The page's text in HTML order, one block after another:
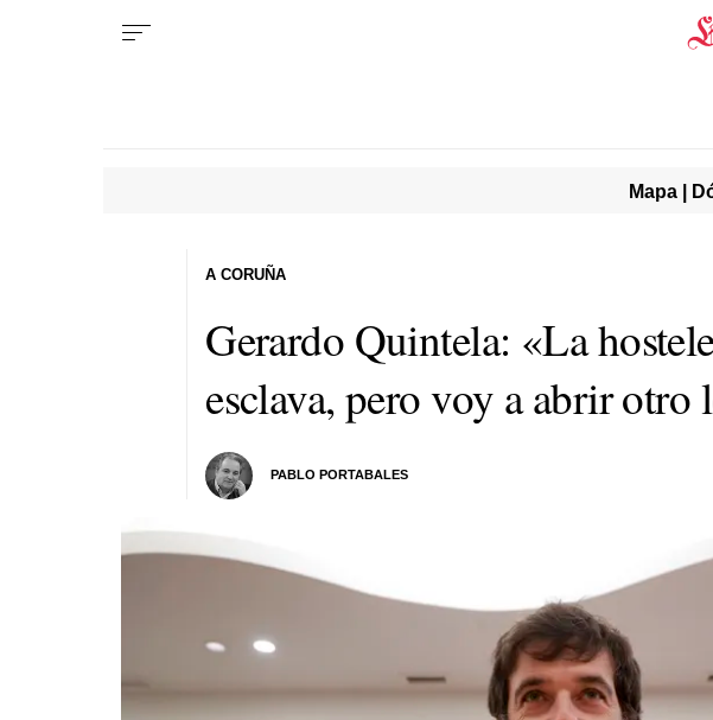
Mapa |
Gerardo Quintela: «La
esclava, pero voy a abrir otro
PABLO PORTABALES
A CORUÑA